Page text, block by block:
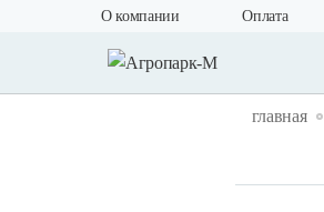
О компании Оплата
главная